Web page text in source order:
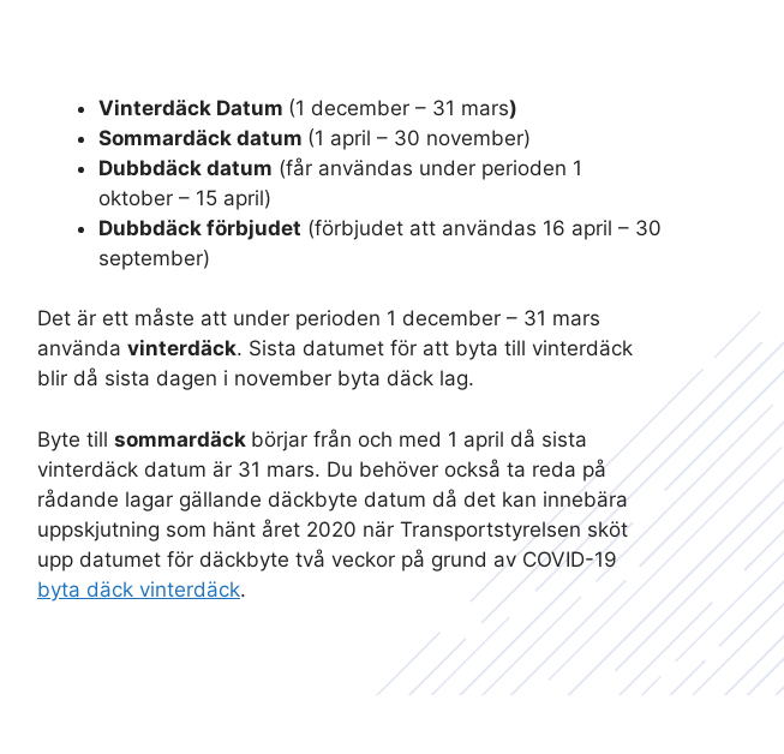
Vinterdäck Datum (1 december – 31 mars)
Sommardäck datum (1 april – 30 november)
Dubbdäck datum (får användas under perioden 1
oktober – 15 april)
Dubbdäck förbjudet (förbjudet att användas 16 april – 30
september)
Det är ett måste att under perioden 1 december – 31 mars
använda vinterdäck. Sista datumet för att byta till vinterdäck
blir då sista dagen i november byta däck lag.
Byte till sommardäck börjar från och med 1 april då sista
vinterdäck datum är 31 mars. Du behöver också ta reda på
rådande lagar gällande däckbyte datum då det kan innebära
uppskjutning som hänt året 2020 när Transportstyrelsen sköt
upp datumet för däckbyte två veckor på grund av COVID-19
byta däck vinterdäck.